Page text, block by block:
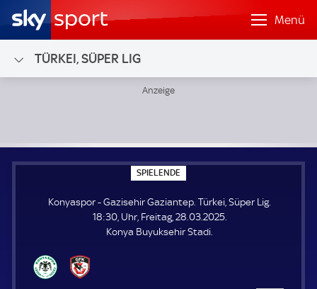
Menü
TÜRKEI, SÜPER LIG
SPIELENDE
P
E
L
E
N
Konyaspor - Gazisehir Gaziantep. Türkei, Süper Lig.
18:30, Uhr, Freitag, 28.03.2025.
Konya Buyuksehir Stadi.